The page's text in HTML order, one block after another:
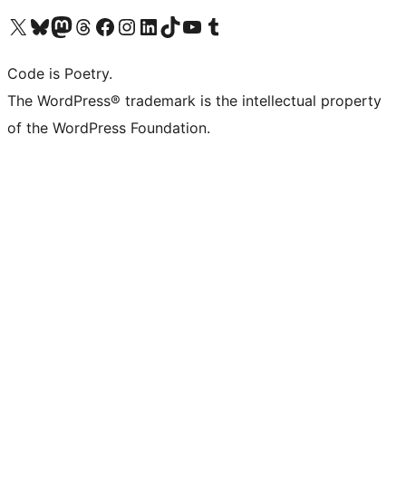
Visita il nostro account X (ex Twitter)
Visita il nostro account Bluesky
Visita il nostro account Mastodon
Visita il nostro account Threads
Visita la nostra pagina Facebook
Visita il nostro account Instagram
Visita il nostro account LinkedIn
Visita il nostro account TikTok
Visita il nostro canale YouTube
Visita il nostro account Tumblr
Code is Poetry.
The WordPress® trademark is the intellectual property
of the WordPress Foundation.